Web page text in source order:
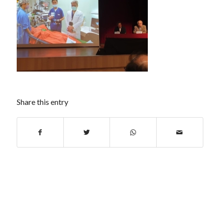
Share this entry